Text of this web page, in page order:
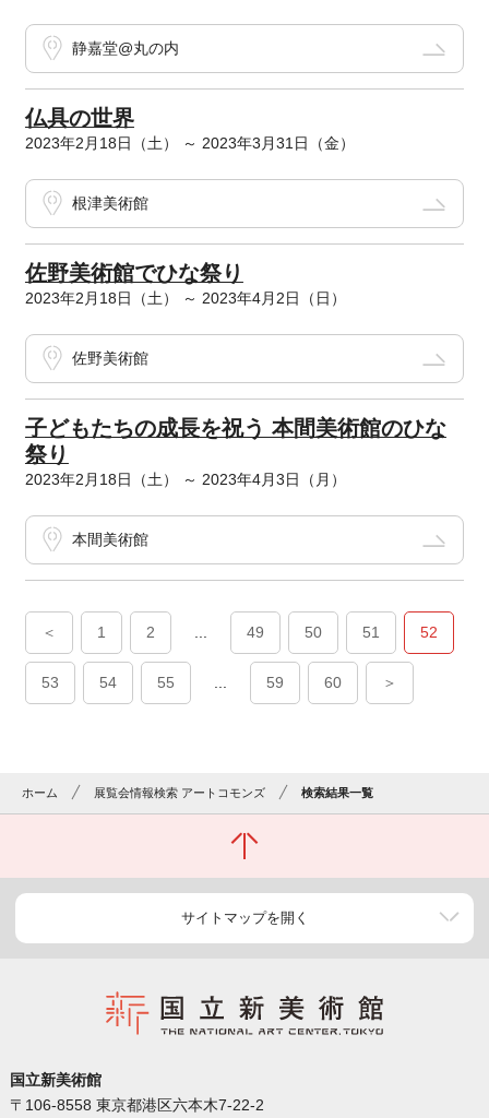
静嘉堂@丸の内
仏具の世界
2023年2月18日（土） ～ 2023年3月31日（金）
根津美術館
佐野美術館でひな祭り
2023年2月18日（土） ～ 2023年4月2日（日）
佐野美術館
子どもたちの成長を祝う 本間美術館のひな
祭り
2023年2月18日（土） ～ 2023年4月3日（月）
本間美術館
＜ 1 2 49 50 51 52
53 54 55 59 60 ＞
ホーム 展覧会情報検索 アートコモンズ 検索結果一覧
サイトマップを開く
国立新美術館
〒106-8558 東京都港区六本木7-22-2